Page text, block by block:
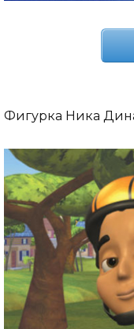
Фигурка Ника